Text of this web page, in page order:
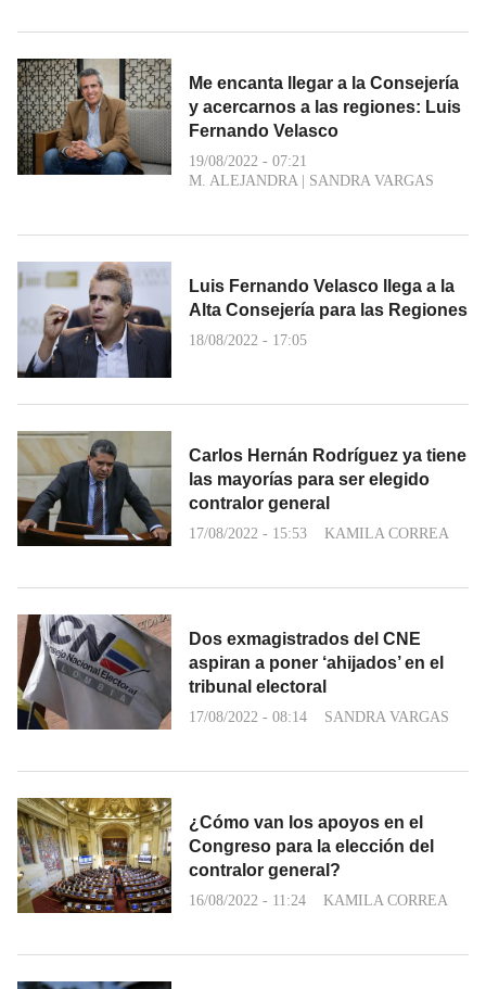
Me encanta llegar a la Consejería
y acercarnos a las regiones: Luis
Fernando Velasco
19/08/2022 - 07:21
M. ALEJANDRA| SANDRA VARGAS
Luis Fernando Velasco llega a la
Alta Consejería para las Regiones
18/08/2022 - 17:05
Carlos Hernán Rodríguez ya tiene
las mayorías para ser elegido
contralor general
17/08/2022 - 15:53 KAMILA CORREA
Dos exmagistrados del CNE
aspiran a poner ‘ahijados’ en el
tribunal electoral
17/08/2022 - 08:14 SANDRA VARGAS
¿Cómo van los apoyos en el
Congreso para la elección del
contralor general?
16/08/2022 - 11:24 KAMILA CORREA